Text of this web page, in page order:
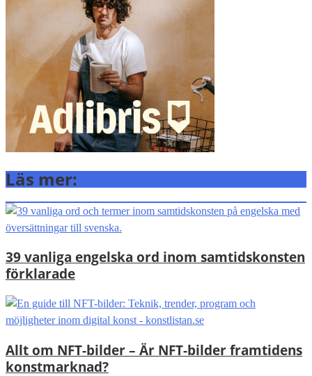
Läs mer:
39 vanliga engelska ord inom samtidskonsten
förklarade
Allt om NFT-bilder – Är NFT-bilder framtidens
konstmarknad?